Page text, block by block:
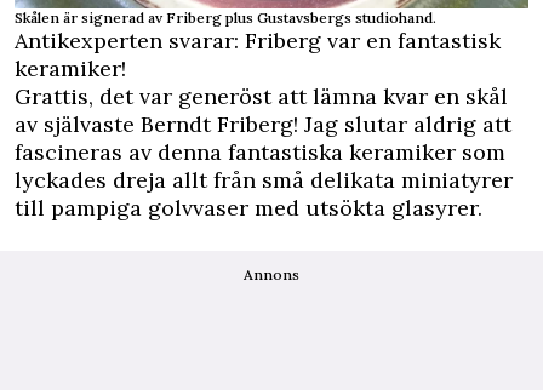
Skålen är signerad av Friberg plus Gustavsbergs studiohand.
Antikexperten svarar: Friberg var en fantastisk
keramiker!
Grattis, det var generöst att lämna kvar en skål
av självaste Berndt Friberg! Jag slutar aldrig att
fascineras av denna fantastiska keramiker som
lyckades dreja allt från små delikata miniatyrer
till pampiga golvvaser med utsökta glasyrer.
Annons